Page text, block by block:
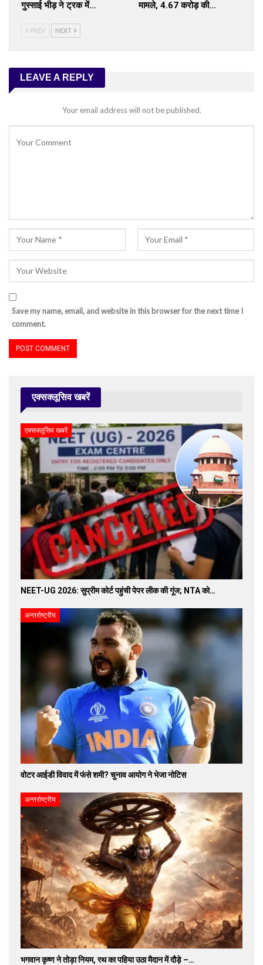
गुस्साई भीड़ ने ट्रक में… मामले, ₹4.67 करोड़ की…
PREV NEXT
LEAVE A REPLY
Your email address will not be published.
Save my name, email, and website in this browser for the next time I
comment.
एक्सक्लूसिव खबरें
एक्सक्लूसिव खबरें
NEET-UG 2026: सुप्रीम कोर्ट पहुंची पेपर लीक की गूंज; NTA को…
अन्तर्राष्ट्रीय
वोटर आईडी विवाद में फंसे शमी? चुनाव आयोग ने भेजा नोटिस
अन्तर्राष्ट्रीय
भगवान कृष्ण ने तोड़ा नियम, रथ का पहिया उठा मैदान में दौड़े –…